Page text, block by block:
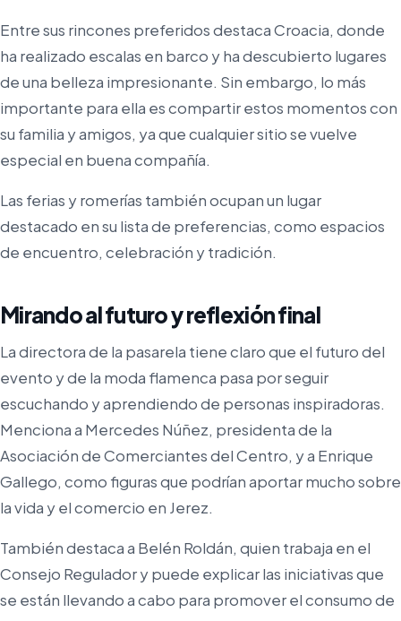
Entre sus rincones preferidos destaca Croacia, donde
ha realizado escalas en barco y ha descubierto lugares
de una belleza impresionante. Sin embargo, lo más
importante para ella es compartir estos momentos con
su familia y amigos, ya que cualquier sitio se vuelve
especial en buena compañía.
Las ferias y romerías también ocupan un lugar
destacado en su lista de preferencias, como espacios
de encuentro, celebración y tradición.
Mirando al futuro y reflexión final
La directora de la pasarela tiene claro que el futuro del
evento y de la moda flamenca pasa por seguir
escuchando y aprendiendo de personas inspiradoras.
Menciona a Mercedes Núñez, presidenta de la
Asociación de Comerciantes del Centro, y a Enrique
Gallego, como figuras que podrían aportar mucho sobre
la vida y el comercio en Jerez.
También destaca a Belén Roldán, quien trabaja en el
Consejo Regulador y puede explicar las iniciativas que
se están llevando a cabo para promover el consumo de